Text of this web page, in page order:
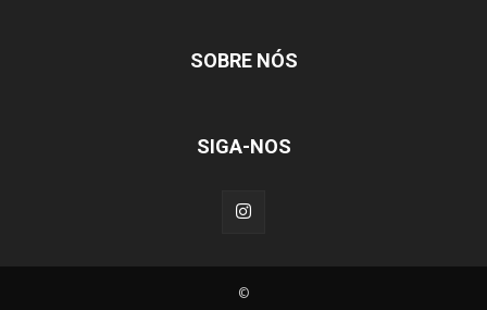
SOBRE NÓS
SIGA-NOS
©